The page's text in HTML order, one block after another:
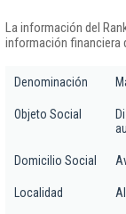
La información del
información financiera
Denominación
Objeto Social
Domicilio Social
Localidad